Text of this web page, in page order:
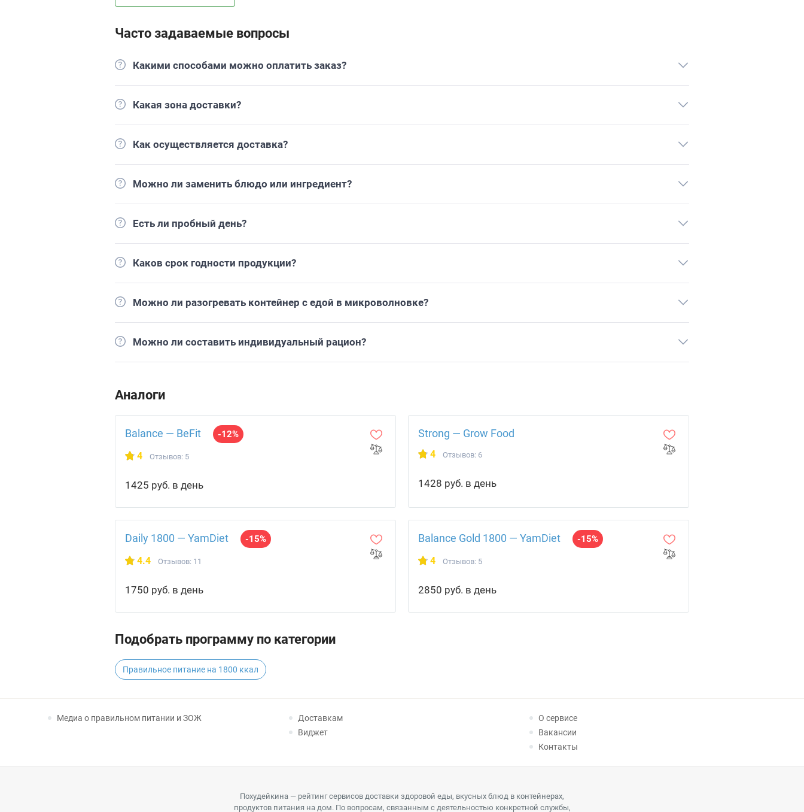
Часто задаваемые вопросы
Какими способами можно оплатить заказ?
Какая зона доставки?
Как осуществляется доставка?
Можно ли заменить блюдо или ингредиент?
Есть ли пробный день?
Каков срок годности продукции?
Можно ли разогревать контейнер с едой в микроволновке?
Можно ли составить индивидуальный рацион?
Аналоги
Balance — BeFit -12%
4 Отзывов: 5
1425 руб. в день
Strong — Grow Food
4 Отзывов: 6
1428 руб. в день
Daily 1800 — YamDiet -15%
4.4 Отзывов: 11
1750 руб. в день
Balance Gold 1800 — YamDiet -15%
4 Отзывов: 5
2850 руб. в день
Подобрать программу по категории
Правильное питание на 1800 ккал
Медиа о правильном питании и ЗОЖ
Доставкам
Виджет
О сервисе
Вакансии
Контакты
Похудейкина — рейтинг сервисов доставки здоровой еды, вкусных блюд в контейнерах,
продуктов питания на дом. По вопросам, связанным с деятельностью конкретной службы,